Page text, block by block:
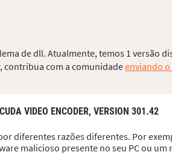
de dll. Atualmente, temos 1 versão
contribua com a comunidadeenviando
VIDEO ENCODER, VERSION 301.42
diferentes razões diferentes. Por
malicioso presente no seu PC ou